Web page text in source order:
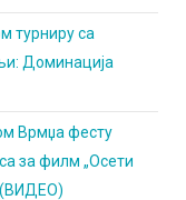
турниру са
Доминација
Врмџа фесту
за филм „Осети
(ВИДЕО)